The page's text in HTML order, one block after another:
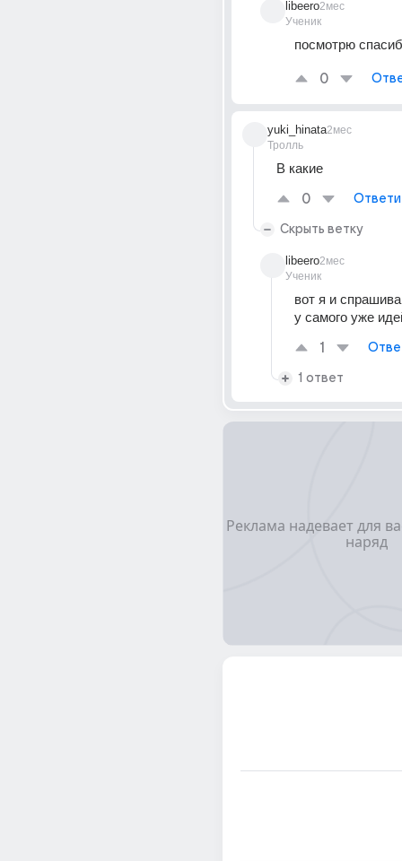
libeero
Ученик
2мес
посмотрю
0
yuki_hinata
Тролль
2мес
В какие
0
Скрыть ветку
libeero
Ученик
2мес
вот я и
у самого уже
1
1 ответ